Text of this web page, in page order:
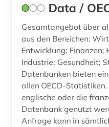
zeitschriften (1)
öl (1)
Data /
Gesamtangebot über
aus den Bereichen:
Entwicklung;
Industrie; Gesundheit;
Datenbanken bieten
allen OECD-
englische oder die
Datenbank genutzt
Anfrage kann in